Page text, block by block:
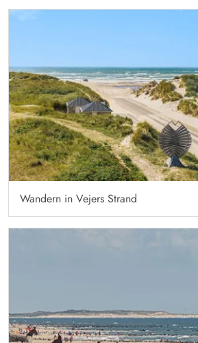
Wandern in Vejers Strand